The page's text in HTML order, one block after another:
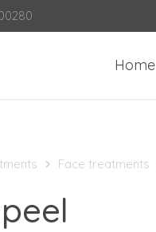
Home
Face treatments